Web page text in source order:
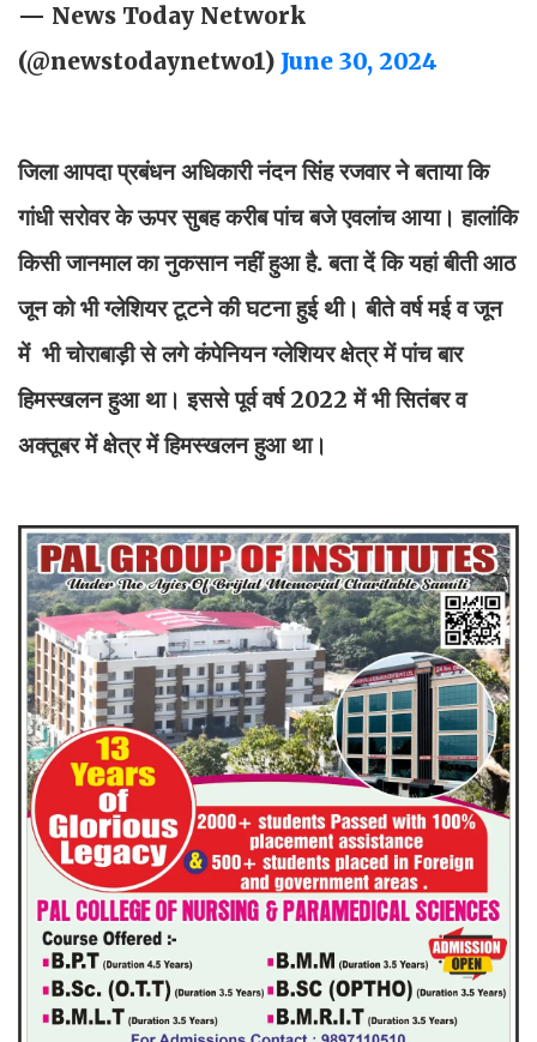
— News Today Network
(@newstodaynetwo1) June 30, 2024
जिला आपदा प्रबंधन अधिकारी नंदन सिंह रजवार ने बताया कि
गांधी सरोवर के ऊपर सुबह करीब पांच बजे एवलांच आया। हालांकि
किसी जानमाल का नुकसान नहीं हुआ है. बता दें कि यहां बीती आठ
जून को भी ग्लेशियर टूटने की घटना हुई थी। बीते वर्ष मई व जून
में भी चोराबाड़ी से लगे कंपेनियन ग्लेशियर क्षेत्र में पांच बार
हिमस्खलन हुआ था। इससे पूर्व वर्ष 2022 में भी सितंबर व
अक्तूबर में क्षेत्र में हिमस्खलन हुआ था।